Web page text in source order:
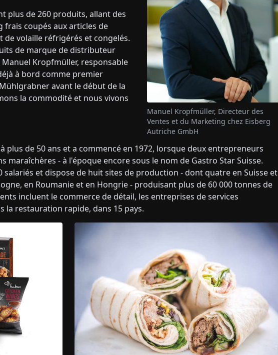
plus de 260 produits, allant des
coupés aux articles de
de volaille réfrigérés et congelés.
de marque de distributeur
Kropfmüller, responsable
à bord comme premier
avant le début de la
la commodité et nous vivons
Manuel Kropfmüller, Directeur des
Ventes et du Marketing chez Eisberg
Autriche GmbH
plus de 50 ans et a commencé en 1972, lorsque deux entrepreneurs
maraîchères - à l'époque encore sous le nom de Gastro Star Suisse.
et dispose de huit sites de production - dont quatre en Suisse et
en Roumanie et en Hongrie - produisant plus de 60 000 tonnes de
incluent le commerce de détail, les entreprises de services
la restauration rapide, dans 15 pays.